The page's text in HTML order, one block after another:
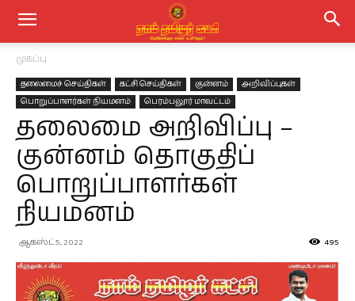
முகப்பு
தலைமைச் செய்திகள் கட்சி செய்திகள் குன்னம்
அறிவிப்புகள்
பொறுப்பாளர்கள் நியமனம்
பெரம்பலூர் மாவட்டம்
தலைமை அறிவிப்பு –
குன்னம் தொகுதிப்
பொறுப்பாளர்கள்
நியமனம்
ஆகஸ்ட் 5, 2022 495